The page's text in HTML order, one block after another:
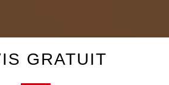
GRATUIT